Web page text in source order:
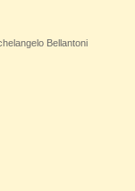
Bellantoni